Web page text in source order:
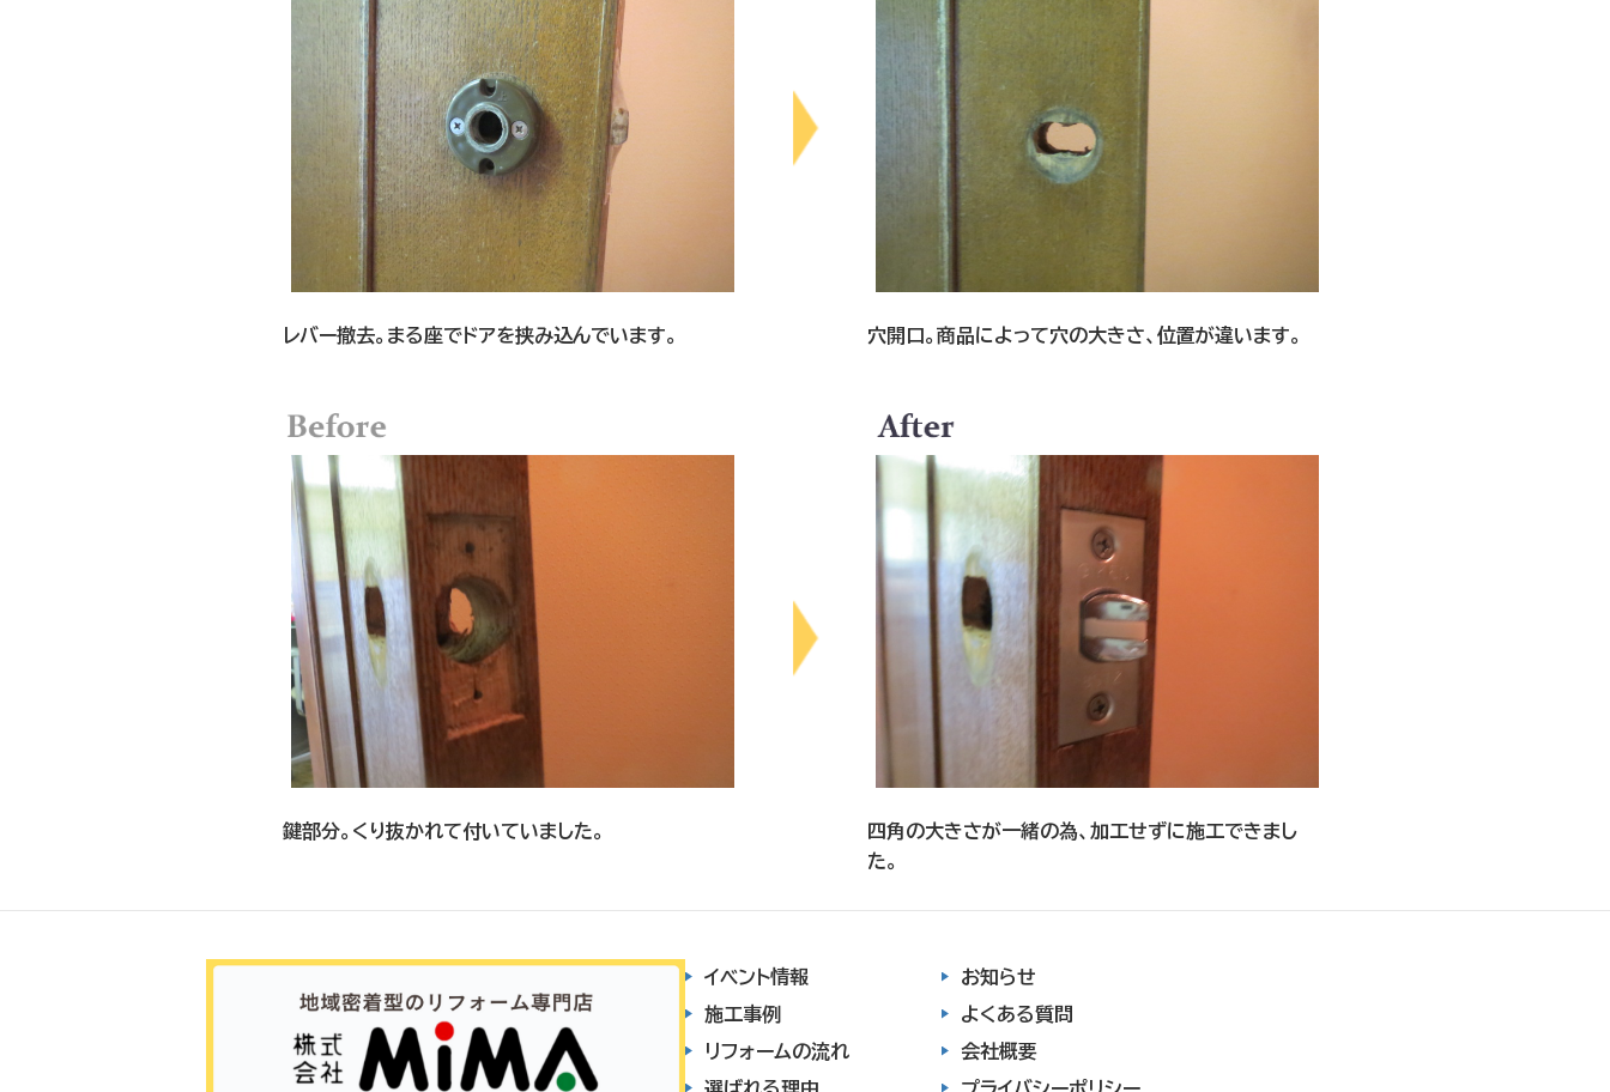
レバー撤去。まる座でドアを挟み込んでいます。 穴開口。商品によって穴の大きさ、位置が違います。
鍵部分。くり抜かれて付いていました。
四角の大きさが一緒の為、加工せずに施工できまし
た。
イベント情報
施工事例
リフォームの流れ
選ばれる理由
お知らせ
よくある質問
会社概要
プライバシーポリシー